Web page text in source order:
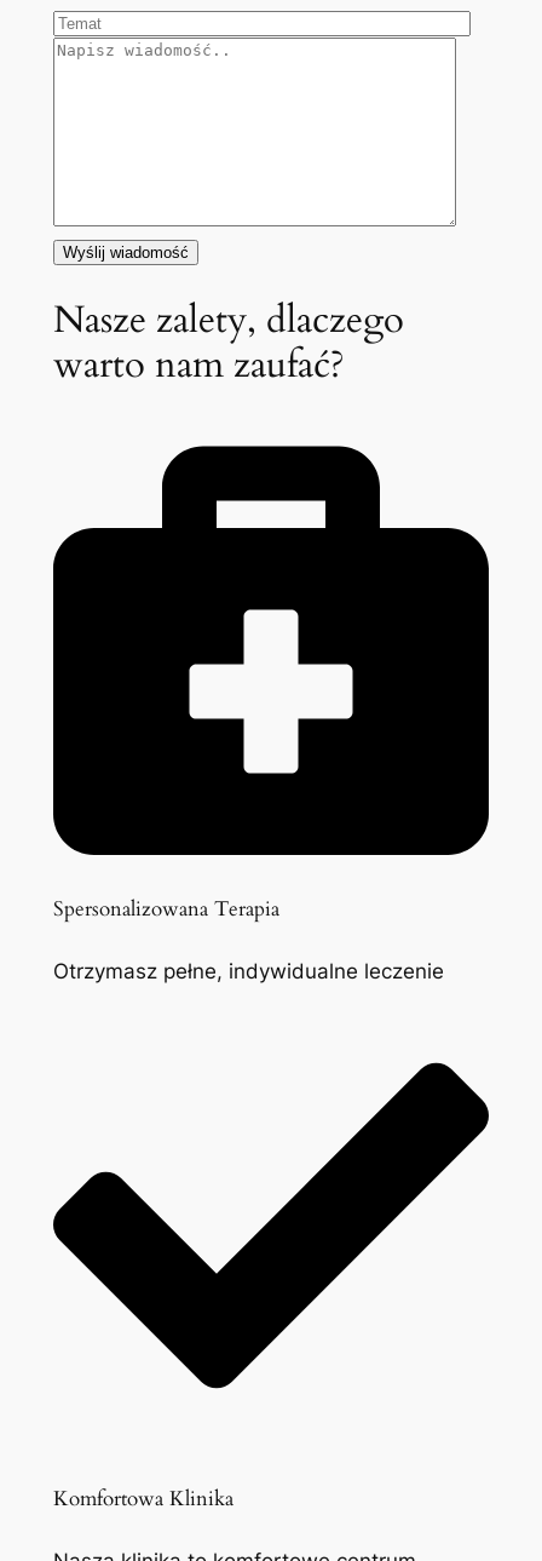
Nasze zalety, dlaczego
warto nam zaufać?
Spersonalizowana Terapia
Otrzymasz pełne, indywidualne leczenie
Komfortowa Klinika